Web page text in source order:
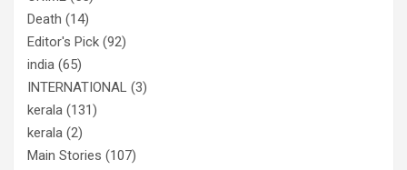
Death (14)
Editor's Pick (92)
india (65)
INTERNATIONAL (3)
kerala (131)
kerala (2)
Main Stories (107)